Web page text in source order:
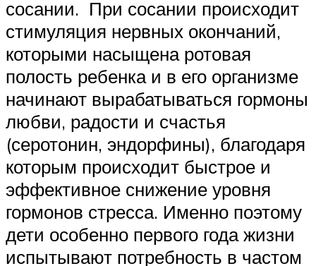
сосании. При сосании происходит
стимуляция нервных окончаний,
которыми насыщена ротовая
полость ребенка и в его организме
начинают вырабатываться гормоны
любви, радости и счастья
(серотонин, эндорфины), благодаря
которым происходит быстрое и
эффективное снижение уровня
гормонов стресса. Именно поэтому
дети особенно первого года жизни
испытывают потребность в частом